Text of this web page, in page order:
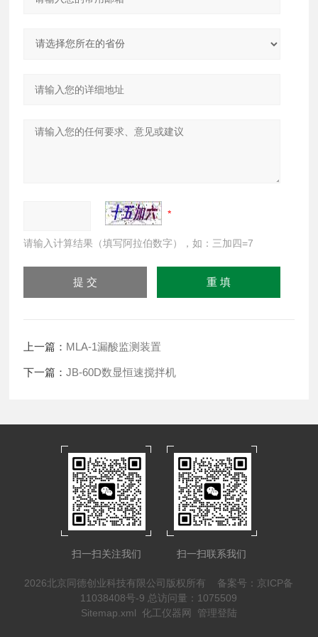
请输入计算结果（填写阿拉伯数字），如：三加四=7
上一篇： MLA-1漏酸监测装置
下一篇：JB-60D数显恒速搅拌机
扫一扫关注我们 扫一扫联系我们
2026北京同德创业科技有限公司版权所有 备案号：京ICP备
11038408号-9 总访问量：1075509
Sitemap.xml 化工仪器网 管理登陆